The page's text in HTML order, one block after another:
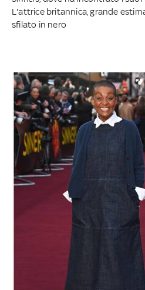
L'attrice britannica, grande
sfilato in nero